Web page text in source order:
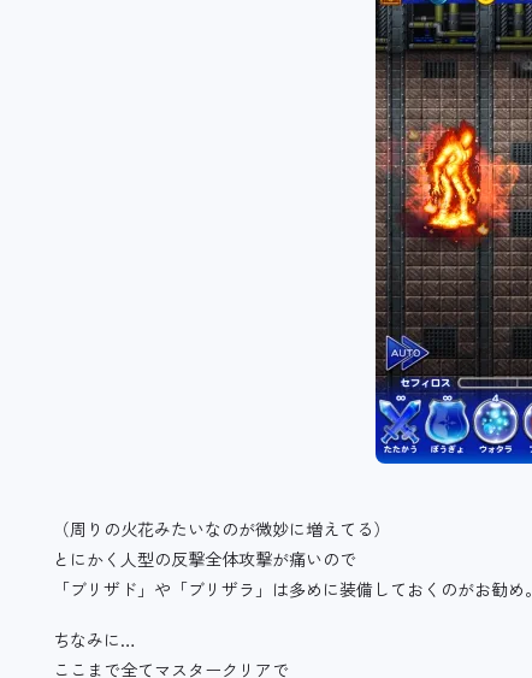
（周りの火花みたいなのが微妙に増えてる）
とにかく人型の反撃全体攻撃が痛いので
「ブリザド」や「ブリザラ」は多めに装備しておくのがお勧め。
ちなみに…
ここまで全てマスタークリアで